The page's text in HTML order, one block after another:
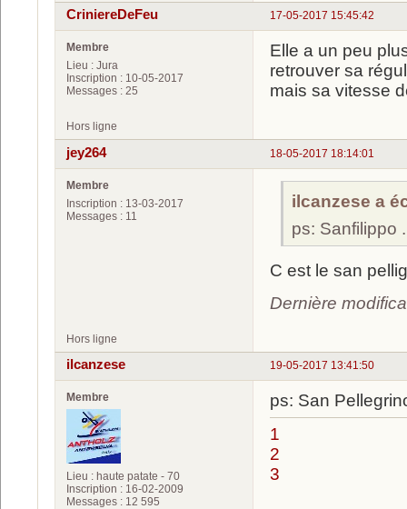
17-05-2017 15:45:42
CriniereDeFeu
Membre
Lieu : Jura
Inscription : 10-05-2017
Messages : 25
Elle a un peu
retrouver sa
mais sa vitesse
Hors ligne
18-05-2017 18:14:01
jey264
Membre
Inscription : 13-03-2017
Messages : 11
ilcanzese a
ps: Sanfilippo
C est le san
Dernière
Hors ligne
19-05-2017 13:41:50
ilcanzese
Membre
Lieu : haute patate - 70
Inscription : 16-02-2009
Messages : 12 595
ps: San
1
2
3